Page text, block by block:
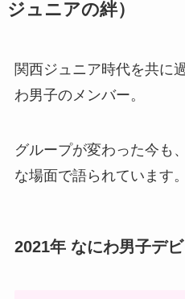
ジュニアの絆）
関西ジュニア時代を共に
わ男子のメンバー。
グループが変わった今も
な場面で語られています。
2021年 なにわ男子デ